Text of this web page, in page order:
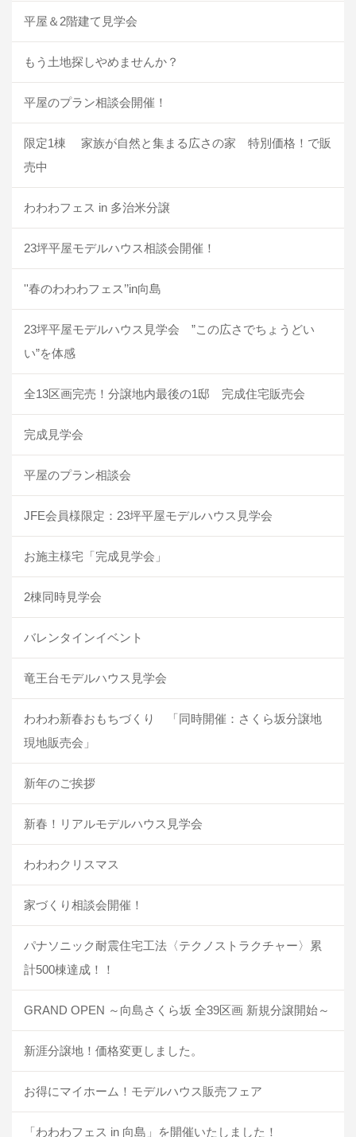
平屋＆2階建て見学会
もう土地探しやめませんか？
平屋のプラン相談会開催！
限定1棟 家族が自然と集まる広さの家 特別価格！で販
売中
わわわフェス in 多治米分譲
23坪平屋モデルハウス相談会開催！
''春のわわわフェス’’in向島
23坪平屋モデルハウス見学会 ”この広さでちょうどい
い”を体感
全13区画完売！分譲地内最後の1邸 完成住宅販売会
完成見学会
平屋のプラン相談会
JFE会員様限定：23坪平屋モデルハウス見学会
お施主様宅「完成見学会」
2棟同時見学会
バレンタインイベント
竜王台モデルハウス見学会
わわわ新春おもちづくり 「同時開催：さくら坂分譲地
現地販売会」
新年のご挨拶
新春！リアルモデルハウス見学会
わわわクリスマス
家づくり相談会開催！
パナソニック耐震住宅工法〈テクノストラクチャー〉累
計500棟達成！！
GRAND OPEN ～向島さくら坂 全39区画 新規分譲開始～
新涯分譲地！価格変更しました。
お得にマイホーム！モデルハウス販売フェア
「わわわフェス in 向島」を開催いたしました！